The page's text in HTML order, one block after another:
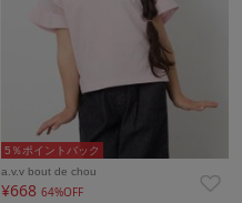
5％ポイントバック
a.v.v bout de chou
¥66864%OFF